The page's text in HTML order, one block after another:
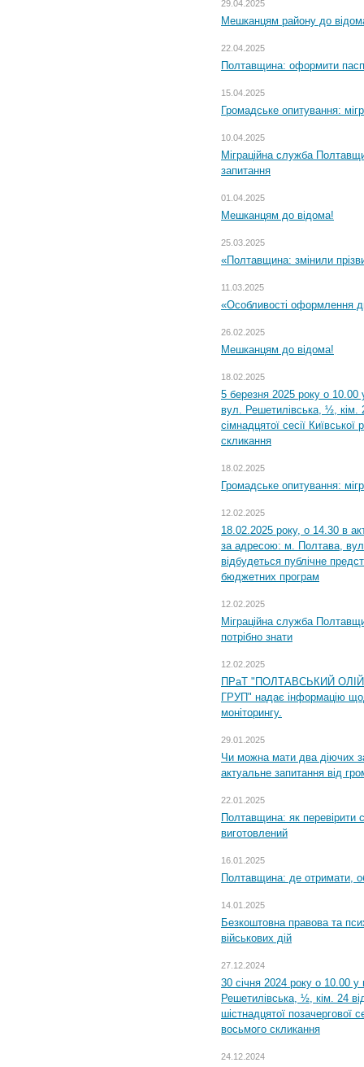
29.04.2025
Мешканцям району до
22.04.2025
Полтавщина: оформити
15.04.2025
Громадське опитування:
10.04.2025
Міграційна служба
запитання
01.04.2025
Мешканцям до відома!
25.03.2025
«Полтавщина: змінили
11.03.2025
«Особливості оформлення
26.02.2025
Мешканцям до відома!
18.02.2025
5 березня 2025 року о 10.00
вул. Решетилівська, ½, кім.
сімнадцятої сесії
скликання
18.02.2025
Громадське опитування:
12.02.2025
18.02.2025 року, о 14.30 в
за адресою: м. Полтава,
відбудеться публічне
бюджетних програм
12.02.2025
Міграційна служба
потрібно знати
12.02.2025
ПРаТ "ПОЛТАВСЬКИЙ
ГРУП" надає інформацію
моніторингу.
29.01.2025
Чи можна мати два діючих
актуальне запитання від
22.01.2025
Полтавщина: як перевірити
виготовлений
16.01.2025
Полтавщина: де отримати,
14.01.2025
Безкоштовна правова та
військових дій
27.12.2024
30 січня 2024 року о 10.00 у
Решетилівська, ½, кім. 24
шістнадцятої позачергової
восьмого скликання
24.12.2024